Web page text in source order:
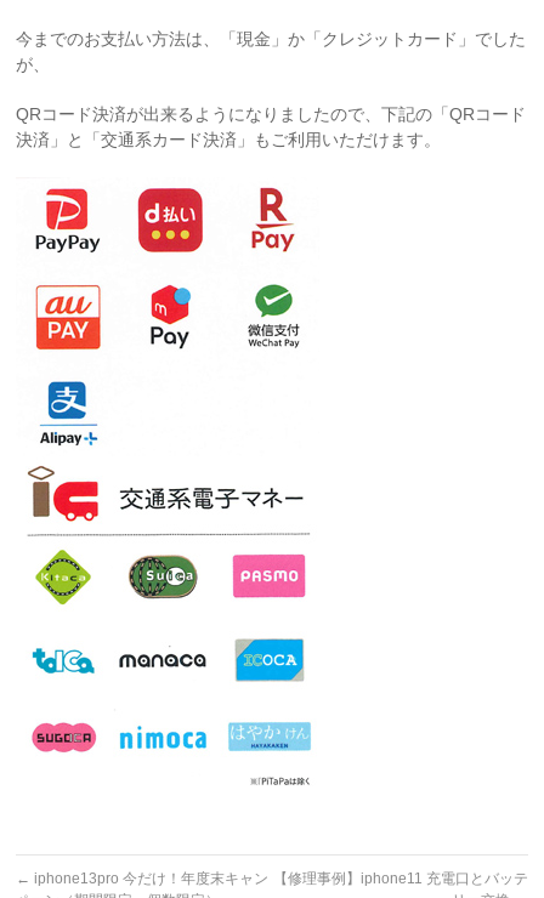
今までのお支払い方法は、「現金」か「クレジットカード」でした
が、
QRコード決済が出来るようになりましたので、下記の「QRコード
決済」と「交通系カード決済」もご利用いただけます。
← iphone13pro 今だけ！年度末キャン
【修理事例】iphone11 充電口とバッテ